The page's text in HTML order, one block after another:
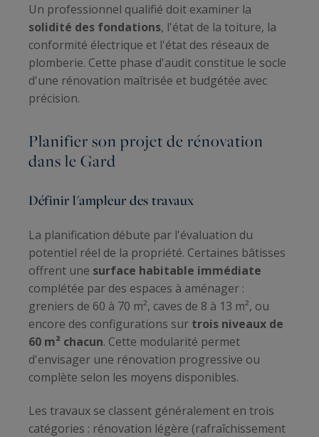
Un professionnel qualifié doit examiner la
solidité des fondations, l'état de la toiture, la
conformité électrique et l'état des réseaux de
plomberie. Cette phase d'audit constitue le socle
d'une rénovation maîtrisée et budgétée avec
précision.
Planifier son projet de rénovation
dans le Gard
Définir l'ampleur des travaux
La planification débute par l'évaluation du
potentiel réel de la propriété. Certaines bâtisses
offrent une surface habitable immédiate
complétée par des espaces à aménager :
greniers de 60 à 70 m², caves de 8 à 13 m², ou
encore des configurations sur trois niveaux de
60 m² chacun. Cette modularité permet
d'envisager une rénovation progressive ou
complète selon les moyens disponibles.
Les travaux se classent généralement en trois
catégories : rénovation légère (rafraîchissement